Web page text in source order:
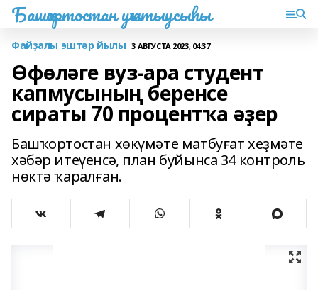
Башҡортостан уҡытыусыһы
Файҙалы эштәр йылы 3 АВГУСТА 2023, 04:37
Өфөләге вуз-ара студент
капмусының беренсе
сираты 70 процентҡа әҙер
Башҡортостан хөкүмәте матбуғат хеҙмәте
хәбәр итеүенсә, план буйынса 34 контроль
нөктә ҡаралған.